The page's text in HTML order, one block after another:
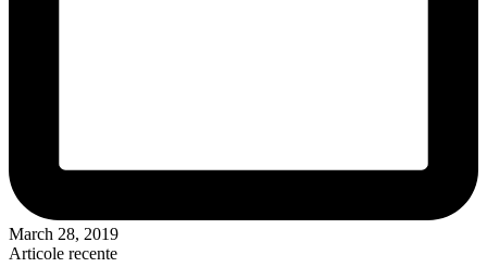
March 28, 2019
Articole recente